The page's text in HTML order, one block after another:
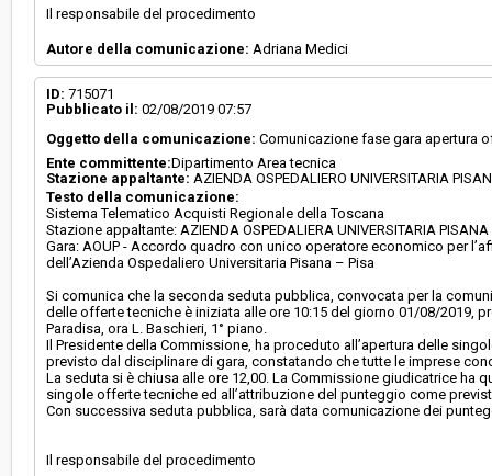
Il responsabile del procedimento
Autore della comunicazione: Adriana Medici
ID: 715071
Pubblicato il: 02/08/2019 07:57
Oggetto della comunicazione: Comunicazione fase gara apertura
Ente committente:Dipartimento Area tecnica
Stazione appaltante: AZIENDA OSPEDALIERO UNIVERSITARIA
Testo della comunicazione:
Sistema Telematico Acquisti Regionale della Toscana
Stazione appaltante: AZIENDA OSPEDALIERA UNIVERSITARIA
Gara: AOUP - Accordo quadro con unico operatore economico per
dell’Azienda Ospedaliero Universitaria Pisana – Pisa
Si comunica che la seconda seduta pubblica, convocata per la
delle offerte tecniche è iniziata alle ore 10:15 del giorno 01/08/2019,
Paradisa, ora L. Baschieri, 1° piano.
Il Presidente della Commissione, ha proceduto all’apertura delle
previsto dal disciplinare di gara, constatando che tutte le imprese
La seduta si è chiusa alle ore 12,00. La Commissione giudicatrice ha
singole offerte tecniche ed all’attribuzione del punteggio come
Con successiva seduta pubblica, sarà data comunicazione dei
Il responsabile del procedimento